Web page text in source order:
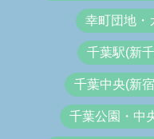
幸町団地・
千葉駅(新
千葉中央(新
千葉公園・中